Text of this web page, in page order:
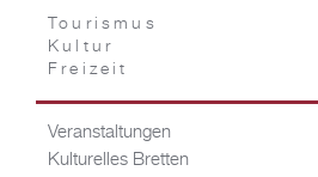
Tourismus
Kultur
Freizeit
Veranstaltungen
Kulturelles Bretten